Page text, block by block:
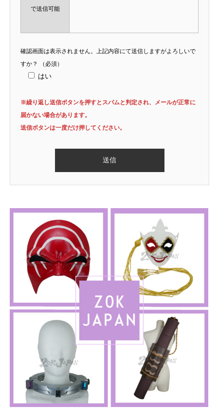
で送信可能
確認画面は表示されません。上記内容にて送信しますがよろしいで
すか？
（必須）
はい
※繰り返し送信ボタンを押すとスパムと判定され、メールが正常に
届かない場合があります。
送信ボタンは一度だけ押してください。